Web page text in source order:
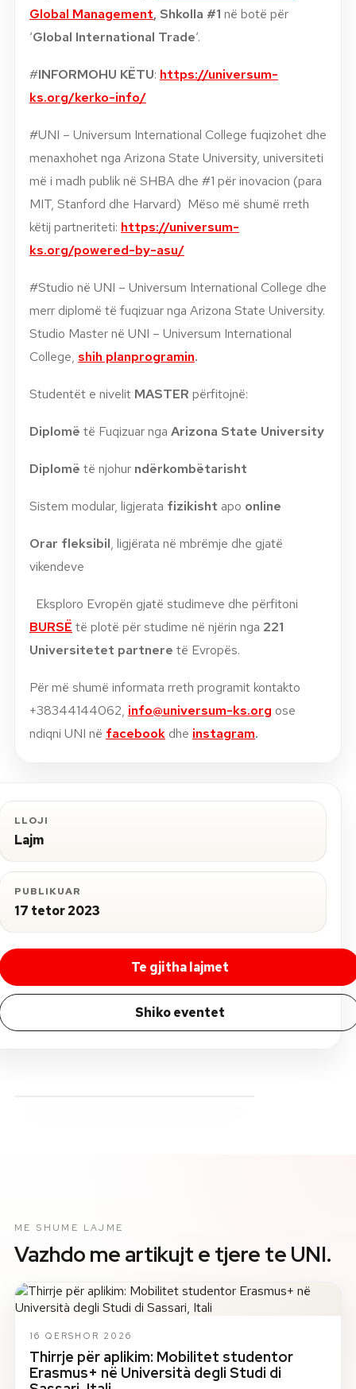
Global Management, Shkolla #1 në botë për
‘Global International Trade‘.
#INFORMOHU KËTU: https://universum-
ks.org/kerko-info/
#UNI – Universum International College fuqizohet dhe
menaxhohet nga Arizona State University, universiteti
më i madh publik në SHBA dhe #1 për inovacion (para
MIT, Stanford dhe Harvard) Mëso më shumë rreth
këtij partneriteti: https://universum-
ks.org/powered-by-asu/
#Studio në UNI – Universum International College dhe
merr diplomë të fuqizuar nga Arizona State University.
Studio Master në UNI – Universum International
College, shih planprogramin.
Studentët e nivelit MASTER përfitojnë:
Diplomë të Fuqizuar nga Arizona State University
Diplomë të njohur ndërkombëtarisht
Sistem modular, ligjerata fizikisht apo online
Orar fleksibil, ligjërata në mbrëmje dhe gjatë
vikendeve
Eksploro Evropën gjatë studimeve dhe përfitoni
BURSË të plotë për studime në njërin nga 221
Universitetet partnere të Evropës.
Për më shumë informata rreth programit kontakto
+38344144062, info@universum-ks.org ose
ndiqni UNI në facebook dhe instagram.
LLOJI
Lajm
PUBLIKUAR
17 tetor 2023
Te gjitha lajmet
Shiko eventet
ME SHUME LAJME
Vazhdo me artikujt e tjere te UNI.
16 QERSHOR 2026
Thirrje për aplikim: Mobilitet studentor
Erasmus+ në Università degli Studi di